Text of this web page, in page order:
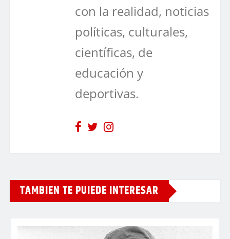
con la realidad, noticias
políticas, culturales,
científicas, de
educación y
deportivas.
TAMBIEN TE PUIEDE INTERESAR